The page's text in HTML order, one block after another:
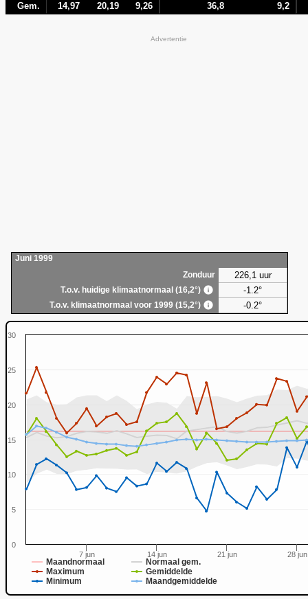
Gem.
14,97 20,19 9,26 36,8 9,2
Advertentie
Juni 1999
Zonduur
226,1 uur
T.o.v. huidige klimaatnormaal (16,2°) -1.2°
T.o.v. klimaatnormaal voor 1999 (15,2°) -0.2°
Maandnormaal
Normaal gem.
Maximum
Gemiddelde
Minimum
Maandgemiddelde
7 jun 14 jun 21 jun 28 jun
0
5
10
15
20
25
30